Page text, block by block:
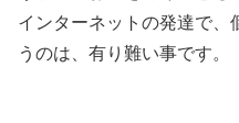
インターネットの発達で、
うのは、有り難い事です。